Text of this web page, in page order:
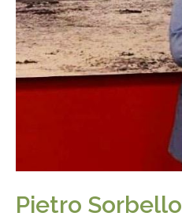
Pietro Sorbello